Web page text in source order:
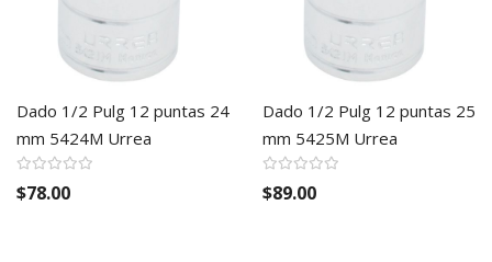
Dado 1/2 Pulg 12 puntas 24
mm 5424M Urrea
$78.00
Dado 1/2 Pulg 12 puntas 25
mm 5425M Urrea
$89.00